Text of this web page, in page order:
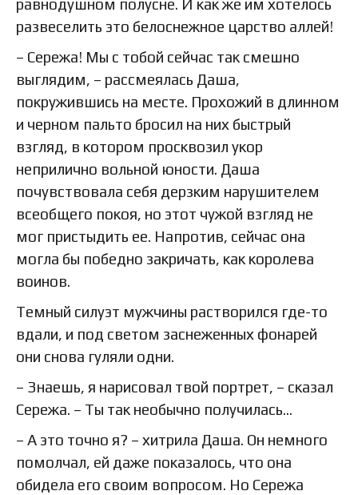
равнодушном полусне. И как же им хотелось
развеселить это белоснежное царство аллей!
– Сережа! Мы с тобой сейчас так смешно
выглядим, – рассмеялась Даша,
покружившись на месте. Прохожий в длинном
и черном пальто бросил на них быстрый
взгляд, в котором просквозил укор
неприлично вольной юности. Даша
почувствовала себя дерзким нарушителем
всеобщего покоя, но этот чужой взгляд не
мог пристыдить ее. Напротив, сейчас она
могла бы победно закричать, как королева
воинов.
Темный силуэт мужчины растворился где-то
вдали, и под светом заснеженных фонарей
они снова гуляли одни.
– Знаешь, я нарисовал твой портрет, – сказал
Сережа. – Ты так необычно получилась...
– А это точно я? – хитрила Даша. Он немного
помолчал, ей даже показалось, что она
обидела его своим вопросом. Но Сережа